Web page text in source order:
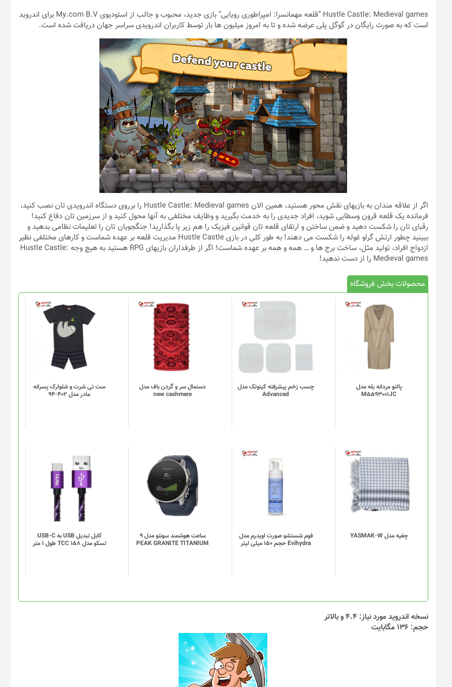
Hustle Castle: Medieval games “قلعه مهمانسرا: امپراطوری رویایی” بازی جدید، محبوب و جالب از استودیوی My.com B.V برای اندروید
است که به صورت رایگان در گوگل پلی عرضه شده و تا به امروز میلیون ها بار توسط کاربران اندرویدی سراسر جهان دریافت شده است.
اگر از علاقه مندان به بازیهای نقش محور هستید، همین الان Hustle Castle: Medieval games را برروی دستگاه اندرویدی تان نصب کنید،
فرمانده یک قلعه قرون وسطایی شوید، افراد جدیدی را به خدمت بگیرید و وظایف مختلفی به آنها محول کنید و از سرزمین تان دفاع کنید!
رقبای تان را شکست دهید و ضمن ساختن و ارتقای قلعه تان قوانین فیزیک را هم زیر پا بگذارید! جنگجویان تان را تعلیمات نظامی بدهید و
ببینید چطور ارتش گراو غوله را شکست می دهند! به طور کلی در بازی Hustle Castle مدیریت قلعه بر عهده شماست و کارهای مختلفی نظیر
ازدواج افراد، تولید مثل، ساخت برج ها و … همه و همه بر عهده شماست! اگر از طرفداران بازیهای RPG هستید به هیچ وجه Hustle Castle:
Medieval games را از دست ندهید!
محصولات بخش فروشگاه
پالتو مردانه یله مدل
M5593001JC
چسب زخم پیشرفته کیتوتک مدل
Advanced
دستمال سر و گردن باف مدل
new cashmere
ست تی شرت و شلوارک پسرانه
مادر مدل 402-94
چفیه مدل YASMAK-W
فوم شستشو صورت اویدرم مدل
Evihydra حجم 150 میلی لیتر
ساعت هوشمند سونتو مدل 9
PEAK GRANITE TITANIUM
این
محصول
دارای
انواع
مختلفی
می
گزینه
ها
محصول
کابل تبدیل USB به USB-C
تسکو مدل TCC 158 طول 1 متر
نسخه اندروید مورد نیاز: 4.4 و بالاتر
حجم: 136 مگابایت